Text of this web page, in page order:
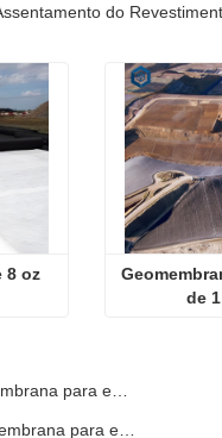
8 oz
de
Fabricante de geomembrana para entrega de projetos